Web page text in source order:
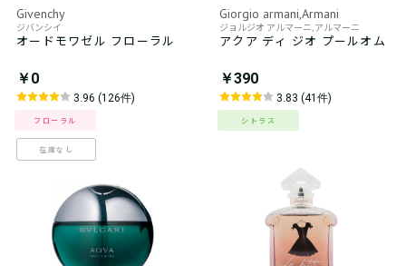
Givenchy
ジバンシイ
オードモワゼル フローラル
￥0
3.96 (126件)
フローラル
在庫なし
Giorgio armani,Armani
ジョルジオ アルマーニ,アルマーニ
アクア ディ ジオ プールオム
￥390
3.83 (41件)
シトラス